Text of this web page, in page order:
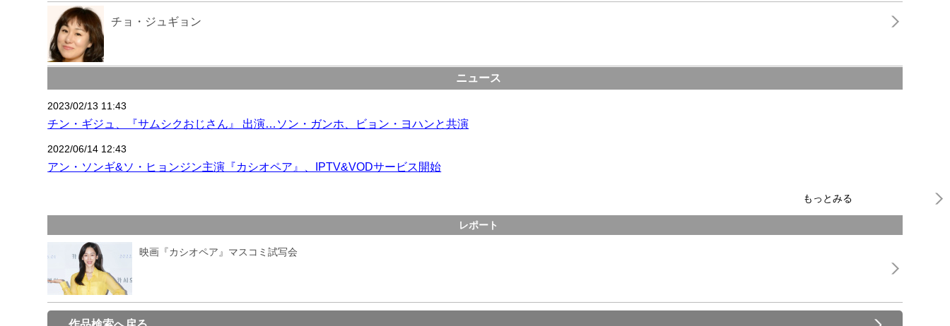
チョ・ジュギョン
ニュース
2023/02/13 11:43
チン・ギジュ、『サムシクおじさん』 出演…ソン・ガンホ、ビョン・ヨハンと共演
2022/06/14 12:43
アン・ソンギ&ソ・ヒョンジン主演『カシオペア』、IPTV&VODサービス開始
もっとみる
レポート
映画『カシオペア』マスコミ試写会